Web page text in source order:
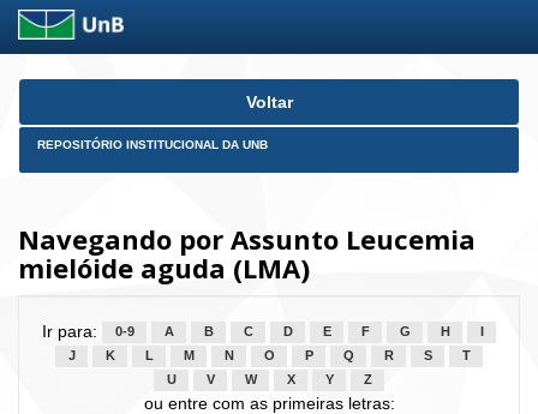
Skip
Voltar
REPOSITÓRIO INSTITUCIONAL DA UNB
Navegando por Assunto Leucemia
mielóide aguda (LMA)
Ir para: 0-9 A B C D E F G H
J
K L M N O P Q R S
T
U
V W X Y Z
ou entre com as primeiras letras: